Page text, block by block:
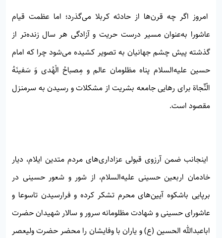
امروز اگر چه قرن‌ها از حادثه کربلا می‌گذرد؛ اما عظمت قیام
عاشورا به‌عنوان مسیر درست حریت و آزادگی هر سال زنده‌تر از
گذشته پیش چشم جهانیان به تصویر کشیده می‌شود چرا که امام
حسین علیه‌السلام پناه مظلومان عالم و مِصباحُ الْهُدی وَ سَفینَهُ
الْنِّجاة برای رهایی جامعه بشریت از مشکلات و رسیدن به سرمنزل
مقصود است.
اینجانب ضمن آرزوی قبولی عزاداری‌های مردم متدین ایلام، دیار
خادمان اربعین حسینی علیه‌السلام، از شور و شعور حسینی در
برپایی باشکوه آیین‌های محرم تشکر کرده و فرارسیدن تاسوعا و
عاشورای حسینی و شهادت مظلومانه سرور و سالار شهیدان حضرت
اباعبدالله الحسین (ع) و یاران با وفایشان را محضر حضرت ولیعصر